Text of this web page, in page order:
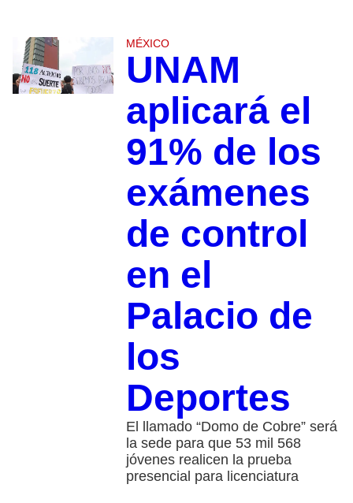
MÉXICO
UNAM
aplicará el
91% de los
exámenes
de control
en el
Palacio de
los
Deportes
El llamado “Domo de Cobre” será
la sede para que 53 mil 568
jóvenes realicen la prueba
presencial para licenciatura